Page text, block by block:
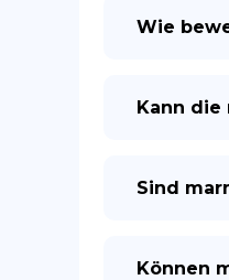
Wie
Kann die
Sind
Können